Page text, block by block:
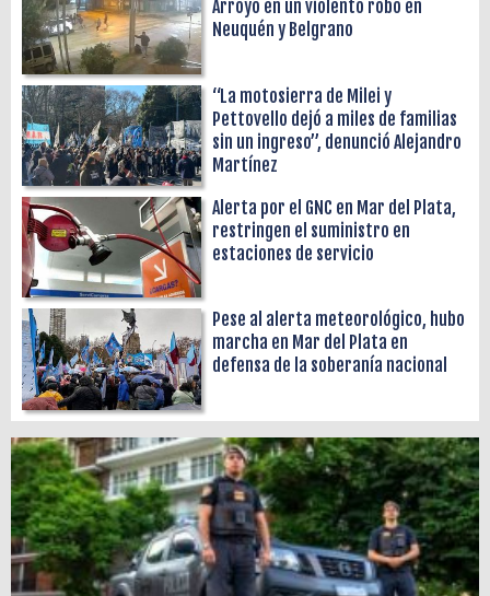
Arroyo en un violento robo en
Neuquén y Belgrano
“La motosierra de Milei y
Pettovello dejó a miles de familias
sin un ingreso”, denunció Alejandro
Martínez
Alerta por el GNC en Mar del Plata,
restringen el suministro en
estaciones de servicio
Pese al alerta meteorológico, hubo
marcha en Mar del Plata en
defensa de la soberanía nacional